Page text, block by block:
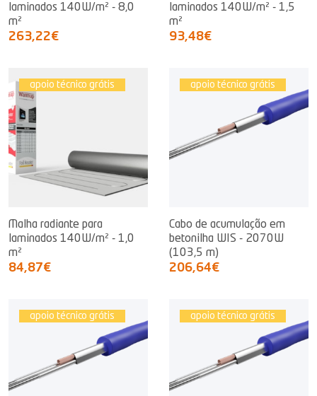
laminados 140W/m² - 8,0
m²
263,22€
laminados 140W/m² - 1,5
m²
93,48€
apoio técnico grátis
Malha radiante para
laminados 140W/m² - 1,0
m²
84,87€
apoio técnico grátis
Cabo de acumulação em
betonilha WIS - 2070W
(103,5 m)
206,64€
apoio técnico grátis apoio técnico grátis